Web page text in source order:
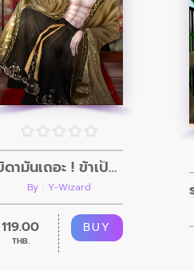
บิดามันเถอะ ! ข้าเป็นเกอใต้กรงเล็บทรราช
By : Y-Wizard
119.00
THB.
BUY